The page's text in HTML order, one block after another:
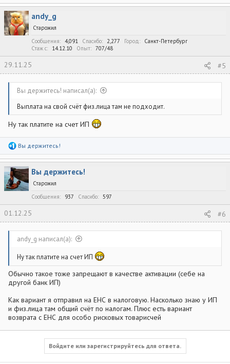
andy_g
Старожил
Сообщения
4,091 Спасибо 2,277 Город
Санкт-Петербург
Стаж c
14.12.10 Опыт 707/48
29.11.25 #5
Вы держитесь! написал(а):
Выплата на свой счёт физ.лица там не подходит.
Ну так платите на счет ИП
Р
а
к
ц
и
и
Вы держитесь!
Вы держитесь!
Старожил
Сообщения
937 Спасибо 597
01.12.25 #6
andy_g написал(а):
Ну так платите на счет ИП
Обычно такое тоже запрещают в качестве активации (себе на
другой банк ИП)
Как вариант я отправил на ЕНС в налоговую. Насколько знаю у ИП
и физ.лица там общий счёт по налогам. Плюс есть вариант
возврата с ЕНС для особо рисковых товарисчей
Войдите или зарегистрируйтесь для ответа.